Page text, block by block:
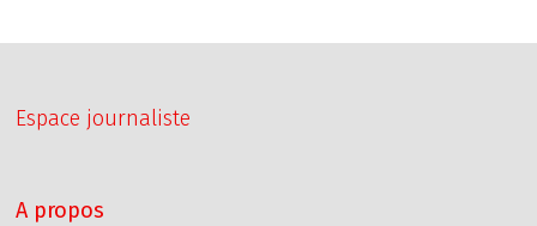
Espace journaliste
A propos